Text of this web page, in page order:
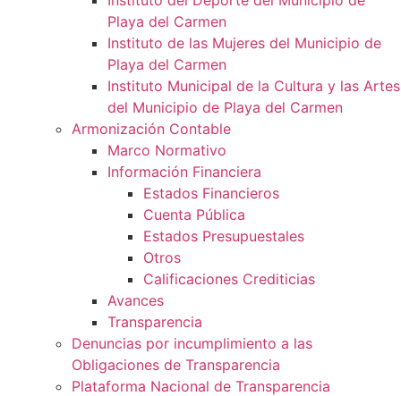
Playa del Carmen
Instituto de las Mujeres del Municipio de
Playa del Carmen
Instituto Municipal de la Cultura y las Artes
del Municipio de Playa del Carmen
Armonización Contable
Marco Normativo
Información Financiera
Estados Financieros
Cuenta Pública
Estados Presupuestales
Otros
Calificaciones Crediticias
Avances
Transparencia
Denuncias por incumplimiento a las
Obligaciones de Transparencia
Plataforma Nacional de Transparencia